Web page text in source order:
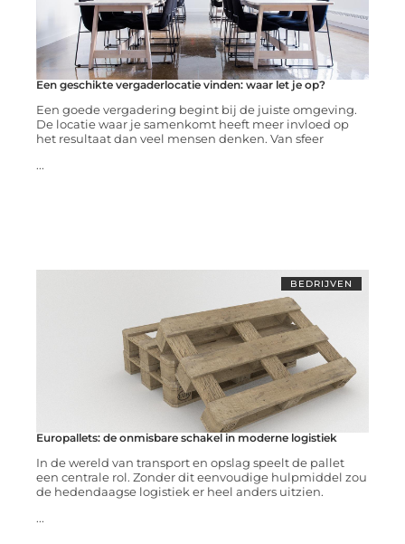
Een geschikte vergaderlocatie vinden: waar let je op?
Een goede vergadering begint bij de juiste omgeving.
De locatie waar je samenkomt heeft meer invloed op
het resultaat dan veel mensen denken. Van sfeer
...
BEDRIJVEN
Europallets: de onmisbare schakel in moderne logistiek
In de wereld van transport en opslag speelt de pallet
een centrale rol. Zonder dit eenvoudige hulpmiddel zou
de hedendaagse logistiek er heel anders uitzien.
...